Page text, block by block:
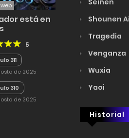
está en
5
311
de 2025
310
de 2025
Seinen
Shounen Ai
Tragedia
Venganza
Wuxia
Yaoi
Historial